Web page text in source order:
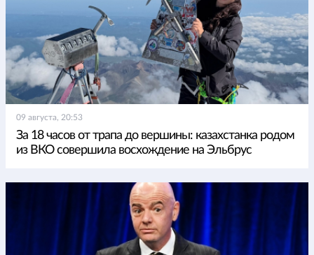
09 августа, 20:53
За 18 часов от трапа до вершины: казахстанка родом
из ВКО совершила восхождение на Эльбрус